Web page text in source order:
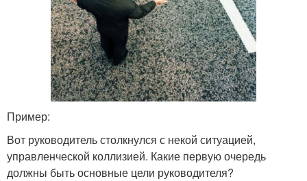
Пример:
Вот руководитель столкнулся с некой ситуацией,
управленческой коллизией. Какие первую очередь
должны быть основные цели руководителя?